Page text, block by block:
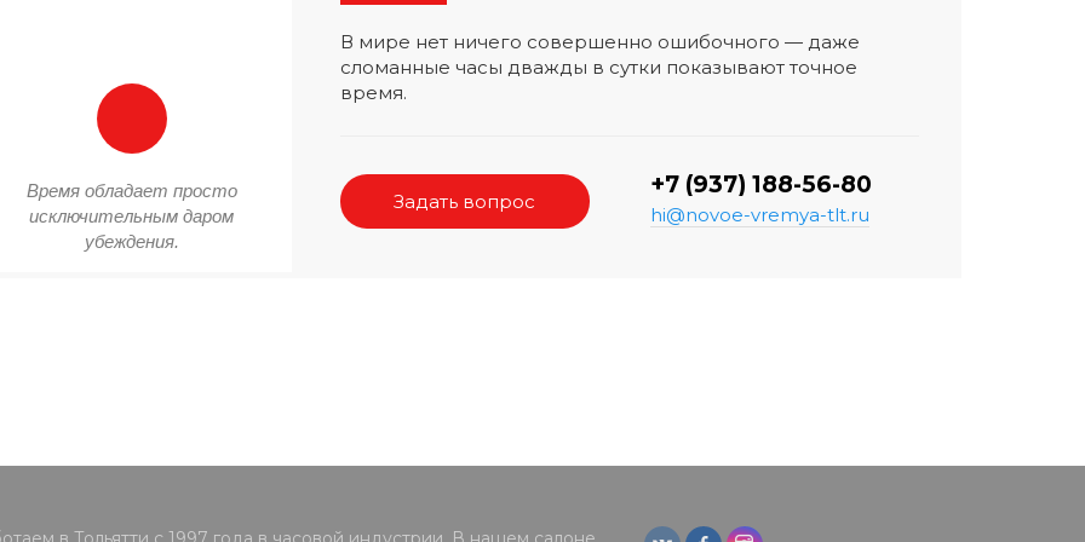
Время обладает просто
исключительным даром
убеждения.
В мире нет ничего совершенно ошибочного — даже
сломанные часы дважды в сутки показывают точное
время.
Задать вопрос
+7 (937) 188-56-80
hi@novoe-vremya-tlt.ru